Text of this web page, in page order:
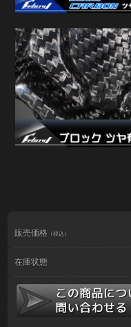
販売価格 （税込）
在庫状態